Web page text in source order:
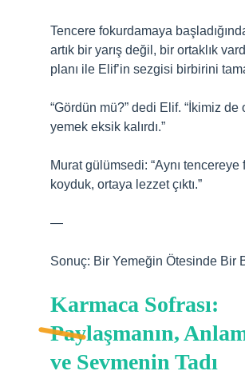
Tencere fokurdamaya
artık bir yarış değil, bir ortaklık
planı ile Elif’in sezgisi birbirini
“Gördün mü?” dedi Elif. “İkimiz de
yemek eksik kalırdı.”
Murat gülümsedi: “Aynı tencereye
koyduk, ortaya lezzet çıktı.”
—
Sonuç: Bir Yemeğin Ötesinde Bir
Karmaca Sofrası:
Paylaşmanın,
ve Sevmenin Tadı